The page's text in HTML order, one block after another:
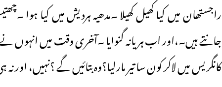
راجستھان میں کیا کھیل کھیلا ۔مدھیہ ہردیش میں کیا ہوا
جانتے ہیں۔،اور اب ہریانہ گنوایا ۔آخری وقت میں انہوں
کانگریس میں لاکر کون سا تیر مارلیا؟وہ بتائیں گے ؟نہیں، اور